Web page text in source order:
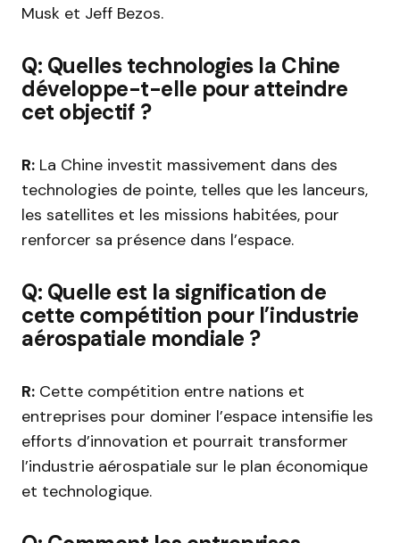
Musk et Jeff Bezos.
Q: Quelles technologies la Chine
développe-t-elle pour atteindre
cet objectif ?
R: La Chine investit massivement dans des
technologies de pointe, telles que les lanceurs,
les satellites et les missions habitées, pour
renforcer sa présence dans l’espace.
Q: Quelle est la signification de
cette compétition pour l’industrie
aérospatiale mondiale ?
R: Cette compétition entre nations et
entreprises pour dominer l’espace intensifie les
efforts d’innovation et pourrait transformer
l’industrie aérospatiale sur le plan économique
et technologique.